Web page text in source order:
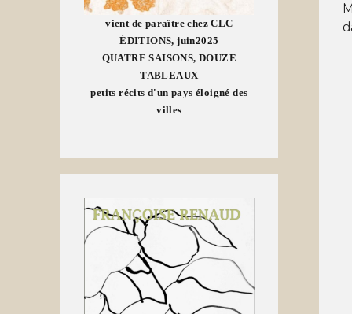
vient de paraître chez CLC
ÉDITIONS, juin2025
QUATRE SAISONS, DOUZE
TABLEAUX
petits récits d'un pays éloigné des
villes